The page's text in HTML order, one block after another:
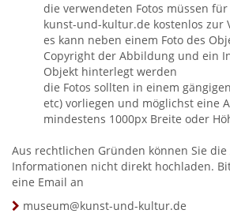
die verwendeten Fotos müssen
kunst-und-kultur.de kostenlos zur
es kann neben einem Foto des
Copyright der Abbildung und ein
Objekt hinterlegt werden
die Fotos sollten in einem gängigen
etc) vorliegen und möglichst eine
mindestens 1000px Breite oder
Aus rechtlichen Gründen können Sie
Informationen nicht direkt hochladen.
eine Email an
museum@kunst-und-kultur.de